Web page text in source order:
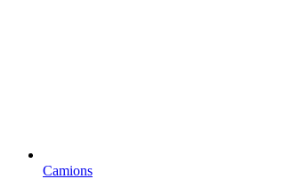
Camions